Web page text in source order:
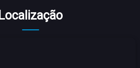
Localização